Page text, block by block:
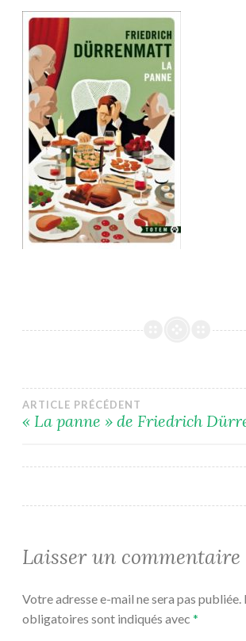
Navigation
ARTICLE PRÉCÉDENT
« La panne » de Friedrich
Laisser un commentaire
Votre adresse e-mail ne sera pas publiée.
obligatoires sont indiqués avec *